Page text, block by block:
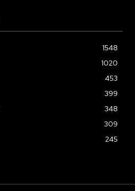
1548
1020
453
399
348
309
245